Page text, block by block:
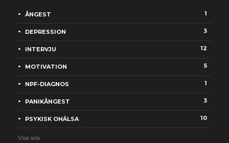
ÅNGEST 1
DEPRESSION 3
INTERVJU 12
MOTIVATION 5
NPF-DIAGNOS 1
PANIKÅNGEST 3
PSYKISK OHÄLSA 10
Visa alla